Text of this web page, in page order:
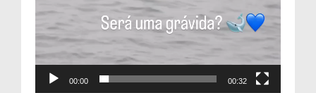
00:00 00:32